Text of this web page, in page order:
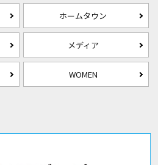
ホームタウン
メディア
WOMEN